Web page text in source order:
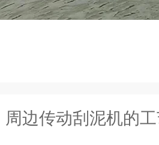
周边传动刮泥机的